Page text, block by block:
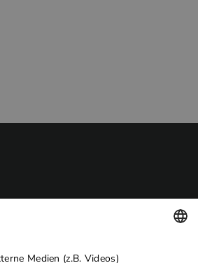
Medien (z.B. Videos)